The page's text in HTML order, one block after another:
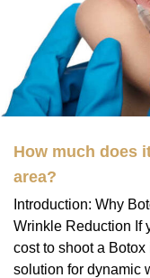
How much does
area?
Introduction: Why
Wrinkle Reduction If
cost to shoot a
solution for dynamic